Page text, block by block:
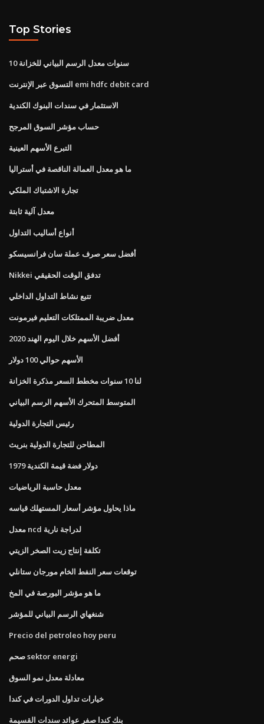
Top Stories
10 سنوات معدل الرسم البياني للخزانة
التسوق عبر الإنترنت emi hdfc debit card
الاستثمار في سندات البنوك الكندية
حساب مؤشر السوق المرجح
التبرع الأسهم العينية
ما هو معدل العمالة الناقصة في أستراليا
تجارة الاشتباك الملكي
معدل آلية ثابتة
أنواع أساليب التداول
أفضل سعر صرف عملة سان فرانسيسكو
Nikkei تدفق الوقت الحقيقي
تتبع نشاط التداول الداخلي
معدل ضريبة الممتلكات التعليم فيرمونت
أفضل الأسهم خلال اليوم الهند 2020
الأسهم حوالي 100 دولار
لنا 10 سنوات مخطط السعر مذكرة الخزانة
المتوسط ​​المتحرك الأسهم الرسم البياني
رئيس التجارة الدولية
المطاحن للتجارة الدولية بنريث
1979 دولار فضة قيمة الكندية
معدل حاسبة الرياضيات
ماذا يحاول مؤشر أسعار المستهلك قياسه
معدل ncd لدراجة نارية
تكلفة إنتاج زيت الصخر الزيتي
توقعات سعر النفط الخام مورجان ستانلي
ما هو مؤشر البورصة في المخ
شنغهاي الرسم البياني للمؤشر
Precio del petroleo hoy peru
صحم sektor energi
معادلة معدل نمو السوق
خيارات تداول الدورات في كندا
بنك كندا صفر عوائد سندات القسيمة